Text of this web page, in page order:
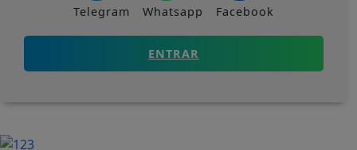
Telegram Whatsapp Facebook
ENTRAR